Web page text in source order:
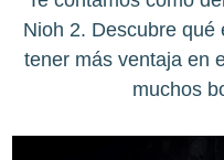
Nioh 2. Descubre qué
tener más ventaja en
muchos